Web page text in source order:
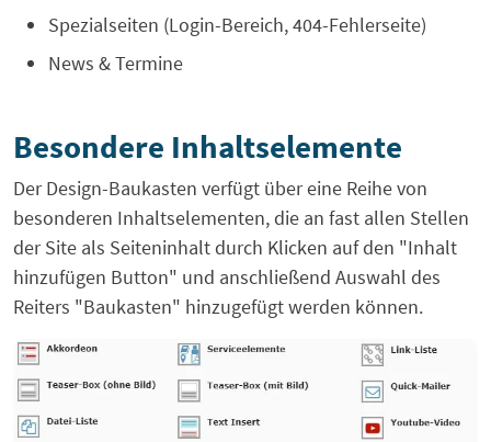
Spezialseiten (Login-Bereich, 404-Fehlerseite)
News & Termine
Besondere Inhaltselemente
Der Design-Baukasten verfügt über eine Reihe von
besonderen Inhaltselementen, die an fast allen Stellen
der Site als Seiteninhalt durch Klicken auf den "Inhalt
hinzufügen Button" und anschließend Auswahl des
Reiters "Baukasten" hinzugefügt werden können.